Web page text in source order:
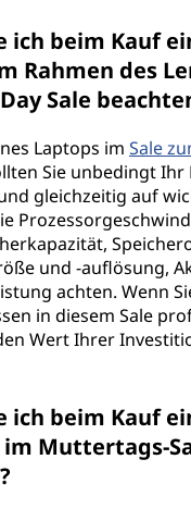
ich beim Kauf
Rahmen des
Sale
Laptops im Sale
Sie unbedingt Ihr
gleichzeitig auf
und -auflösung,
achten. Wenn
in diesem Sale
Wert Ihrer
ich beim Kauf
im Muttertags-